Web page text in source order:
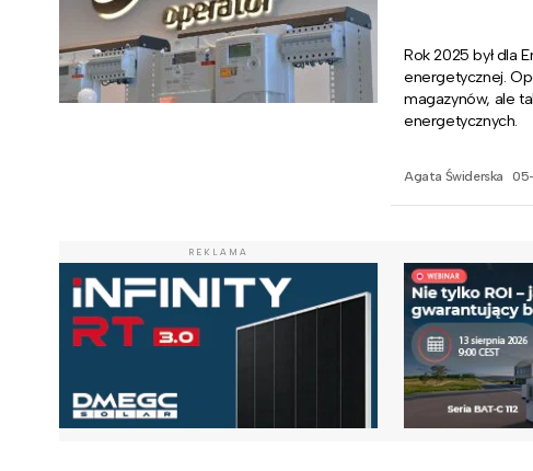
Rok 2025 był dla
energetycznej.
magazynów, ale
energetycznych.
Agata Świderska
REKLAMA